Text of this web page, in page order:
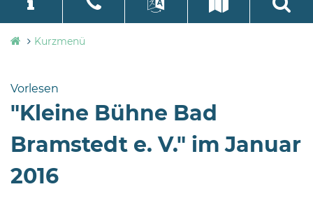
Stadtverwaltung
Bramstedt
Bleeck 15-
24576 Bad
Bramstedt
04192-
language
Kurzmenü
Vorlesen
"Kleine Bühne Bad
Bramstedt e. V." im Januar
2016